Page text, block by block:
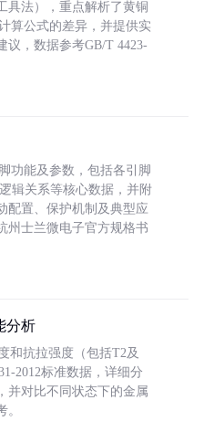
具法），重点解析了黄铜
算公式的差异，并提供实
议，数据参考GB/T 4423-
功能及参数，包括各引脚
辑关系等核心数据，并附
配置、保护机制及典型应
州士兰微电子官方规格书
分析
和抗拉强度（包括T2及
2012标准数据，详细分
并对比不同状态下的金属